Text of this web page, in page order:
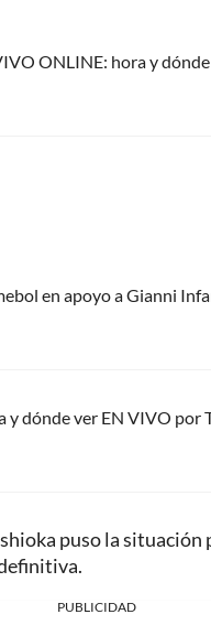
ONLINE: hora y
en apoyo a Gianni
y dónde ver EN VIVO
puso la situación
PUBLICIDAD